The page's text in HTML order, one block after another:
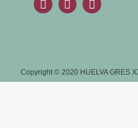
Copyright © 2020 HUELVA GRES